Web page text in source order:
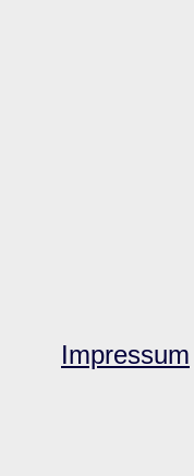
Impressum